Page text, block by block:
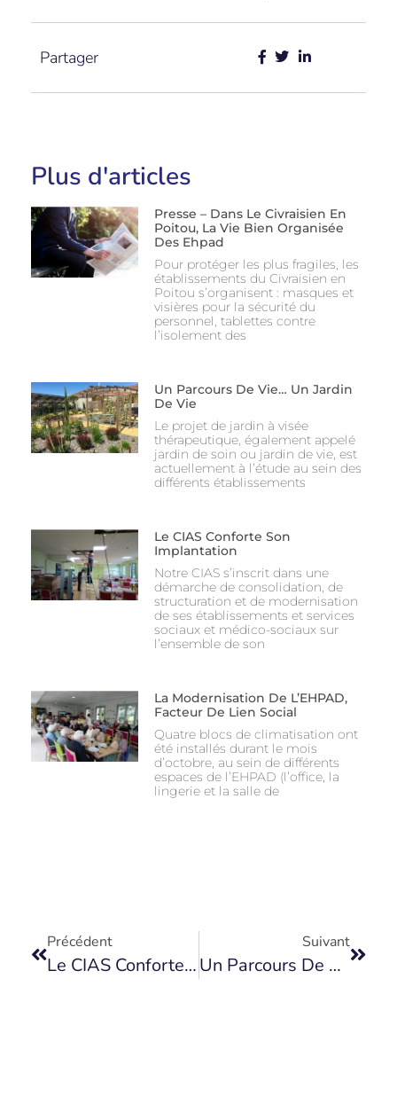
Partager
Plus d'articles
Presse – Dans Le Civraisien En
Poitou, La Vie Bien Organisée
Des Ehpad
Pour protéger les plus fragiles, les
établissements du Civraisien en
Poitou s’organisent : masques et
visières pour la sécurité du
personnel, tablettes contre
l’isolement des
Un Parcours De Vie… Un Jardin
De Vie
Le projet de jardin à visée
thérapeutique, également appelé
jardin de soin ou jardin de vie, est
actuellement à l’étude au sein des
différents établissements
Le CIAS Conforte Son
Implantation
Notre CIAS s’inscrit dans une
démarche de consolidation, de
structuration et de modernisation
de ses établissements et services
sociaux et médico-sociaux sur
l’ensemble de son
La Modernisation De L’EHPAD,
Facteur De Lien Social
Quatre blocs de climatisation ont
été installés durant le mois
d’octobre, au sein de différents
espaces de l’EHPAD (l’office, la
lingerie et la salle de
Précédent
Le CIAS Conforte Son Implantation
Suivant
Un Parcours De Vie… Un Jardin De Vie